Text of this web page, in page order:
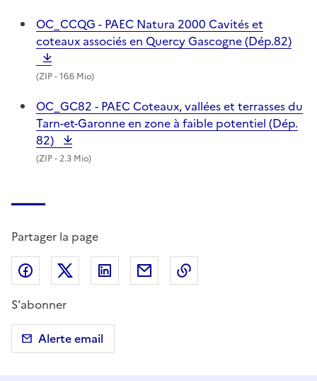
OC_CCQG - PAEC Natura 2000 Cavités et
coteaux associés en Quercy Gascogne (Dép.82)
(ZIP- 16.6 Mio)
OC_GC82 - PAEC Coteaux, vallées et terrasses du
Tarn-et-Garonne en zone à faible potentiel (Dép.
82)
(ZIP- 2.3 Mio)
Partager la page
Partager sur Facebook
Partager sur X (anciennement Twitter)
Partager sur LinkedIn
Partager par email
S'abonner
Alerte email